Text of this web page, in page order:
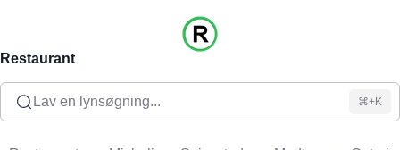
Restaurant
Lav en lynsøgning... ⌘+K